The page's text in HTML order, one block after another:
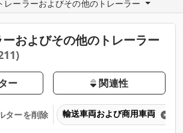
ーラーおよびその他のトレーラー
およびその他のトレーラー
ー 関連性
ターを削除 輸送車両および商用車両